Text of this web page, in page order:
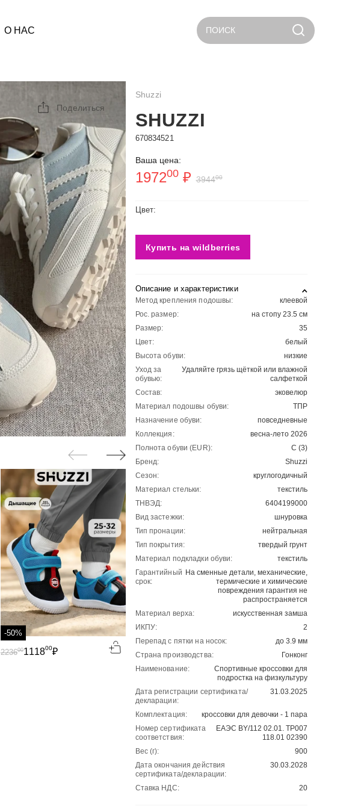
О НАС ПОИСК
Поделиться
-50%
111800₽
223600 1130 ₽
2260 1130
2260
Shuzzi
SHUZZI
670834521
Ваша цена:
197200₽ 394400
Цвет:
Купить на wildberries
Описание и характеристики
Метод крепления подошвы:
клеевой
Рос. размер:
на стопу 23.5 см
Размер:
35
Цвет:
белый
Высота обуви:
низкие
Уход за
обувью:
Удаляйте грязь щёткой или влажной
салфеткой
Состав:
эковелюр
Материал подошвы обуви:
ТПР
Назначение обуви:
повседневные
Коллекция:
весна-лето 2026
Полнота обуви (EUR):
С (3)
Бренд:
Shuzzi
Сезон:
круглогодичный
Материал стельки:
текстиль
ТНВЭД:
6404199000
Вид застежки:
шнуровка
Тип пронации:
нейтральная
Тип покрытия:
твердый грунт
Материал подкладки обуви:
текстиль
Гарантийный
срок:
На сменные детали, механические,
термические и химические
повреждения гарантия не
распространяется
Материал верха:
искусственная замша
ИКПУ:
2
Перепад с пятки на носок:
до 3.9 мм
Страна производства:
Гонконг
Наименование:
Спортивные кроссовки для
подростка на физкультуру
Дата регистрации сертификата/
декларации:
31.03.2025
Комплектация:
кроссовки для девочки - 1 пара
Номер сертификата
соответствия:
ЕАЭС BY/112 02.01. ТР007
118.01 02390
Вес (г):
900
Дата окончания действия
сертификата/декларации:
30.03.2028
Ставка НДС: 20